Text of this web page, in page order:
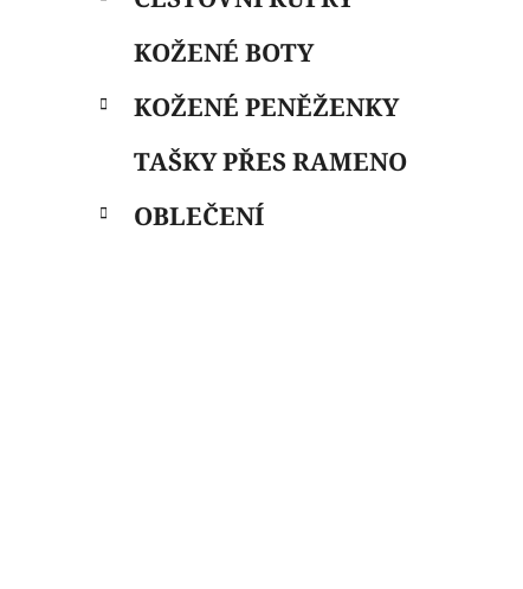
p
l
KOŽENÉ BOTY
KOŽENÉ PENĚŽENKY
TAŠKY PŘES RAMENO
OBLEČENÍ